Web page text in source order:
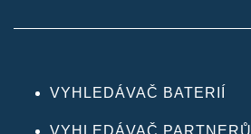
VYHLEDÁVAČ BATERIÍ